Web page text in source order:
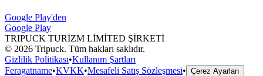
Google Play'den
Google Play
TRIPUCK TURİZM LİMİTED ŞİRKETİ
© 2026 Tripuck. Tüm hakları saklıdır.
Gizlilik Politikası•Kullanım Şartları
Feragatname•KVKK•Mesafeli Satış Sözleşmesi• Çerez Ayarları